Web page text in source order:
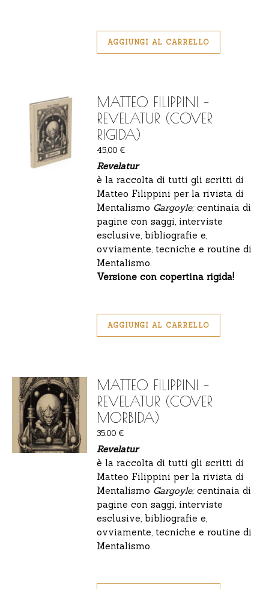
AGGIUNGI AL CARRELLO
MATTEO FILIPPINI –
REVELATUR (COVER
RIGIDA)
45,00€
Revelatur
è la raccolta di tutti gli scritti di
Matteo Filippini per la rivista di
Mentalismo Gargoyle;centinaia di
pagine con saggi, interviste
esclusive, bibliografie e,
ovviamente, tecniche e routine di
Mentalismo.
Versione con copertina rigida!
AGGIUNGI AL CARRELLO
MATTEO FILIPPINI –
REVELATUR (COVER
MORBIDA)
35,00€
Revelatur
è la raccolta di tutti gli scritti di
Matteo Filippini per la rivista di
Mentalismo Gargoyle;centinaia di
pagine con saggi, interviste
esclusive, bibliografie e,
ovviamente, tecniche e routine di
Mentalismo.